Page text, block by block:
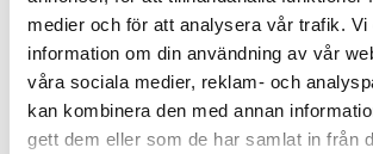
medier och för att analysera vår trafik.
information om din användning av vår
våra sociala medier, reklam- och
kan kombinera den med annan
gett dem eller som de har samlat in från
Var kan AI skapa värde i
företag?